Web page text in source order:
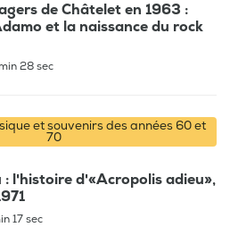
de Châtelet en 1963 :
et la naissance du rock
28 sec
et souvenirs des années 60 et
70
l'histoire d'«Acropolis adieu»,
17 sec